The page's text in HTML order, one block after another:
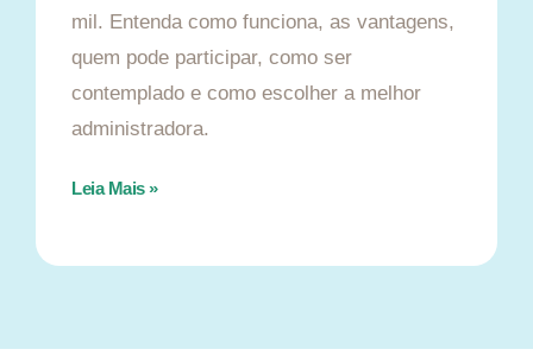
mil. Entenda como funciona, as vantagens,
quem pode participar, como ser
contemplado e como escolher a melhor
administradora.
Leia Mais »